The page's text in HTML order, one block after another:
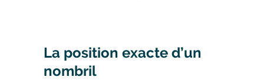
La position exacte d’un
nombril